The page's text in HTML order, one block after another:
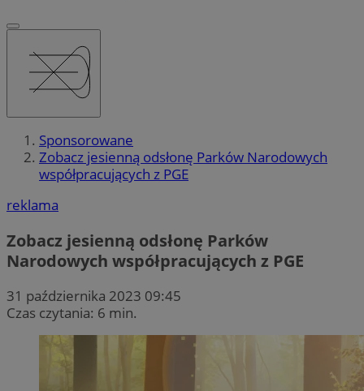
Sponsorowane
Zobacz jesienną odsłonę Parków Narodowych
współpracujących z PGE
reklama
Zobacz jesienną odsłonę Parków
Narodowych współpracujących z PGE
31 października 2023 09:45
Czas czytania: 6 min.